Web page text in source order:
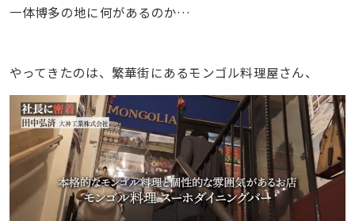
一体博多の地に何があるのか…
やってきたのは、繁華街にあるモンゴル料理屋さん、